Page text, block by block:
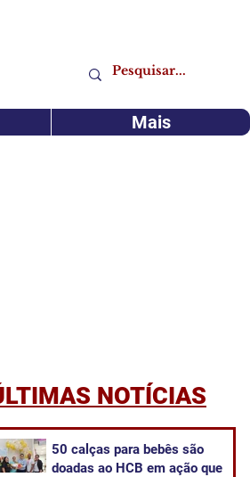
Mais
NOTÍCIAS
50 calças para bebês são
doadas ao HCB em ação que